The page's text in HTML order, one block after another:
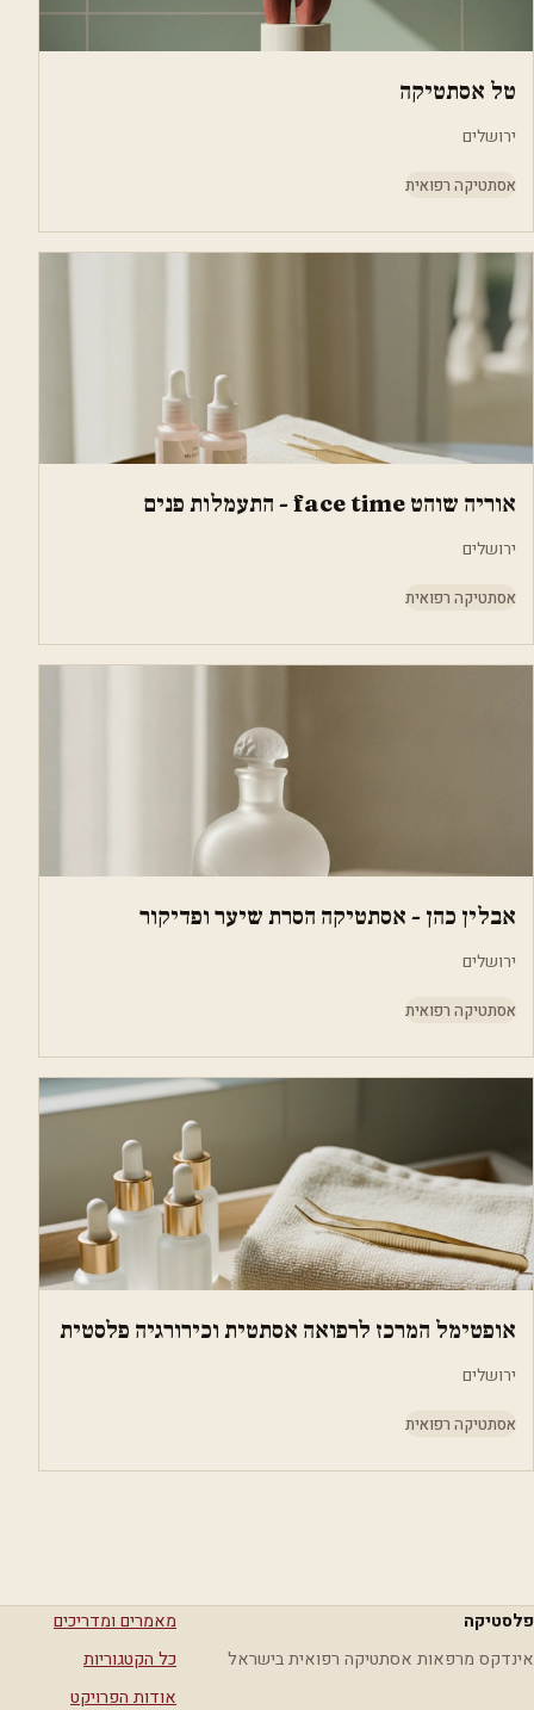
טל אסתטיקה
ירושלים
אסתטיקה רפואית
אוריה שוהט face time - התעמלות פנים
ירושלים
אסתטיקה רפואית
אבלין כהן - אסתטיקה הסרת שיער ופדיקור
ירושלים
אסתטיקה רפואית
אופטימל המרכז לרפואה אסתטית וכירורגיה פלסטית
ירושלים
אסתטיקה רפואית
פלסטיקה
אינדקס מרפאות אסתטיקה רפואית בישראל
מאמרים ומדריכים
כל הקטגוריות
אודות הפרויקט